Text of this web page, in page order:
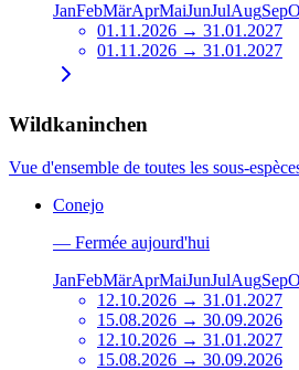
JanFebMärAprMaiJunJulAugSep
01.11.2026 → 31.01.2027
01.11.2026 → 31.01.2027
Wildkaninchen
Vue d'ensemble de toutes les sous-
Conejo
— Fermée aujourd'hui
JanFebMärAprMaiJunJulAugSep
12.10.2026 → 31.01.2027
15.08.2026 → 30.09.2026
12.10.2026 → 31.01.2027
15.08.2026 → 30.09.2026